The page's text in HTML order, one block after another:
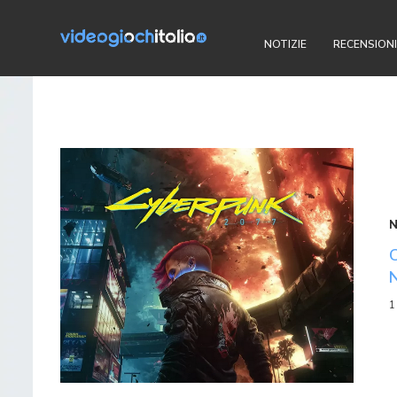
NOTIZIE RECENSIONI